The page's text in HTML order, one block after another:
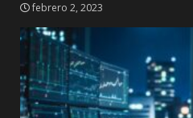
febrero 2, 2023